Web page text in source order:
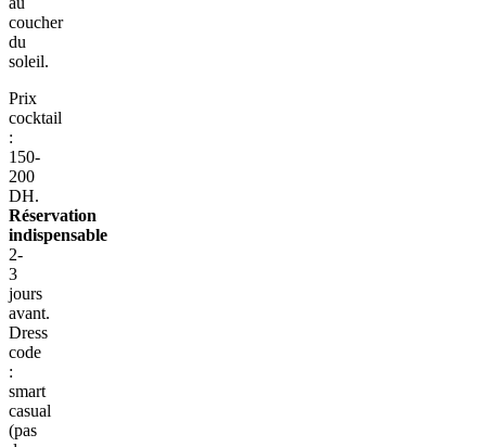
coucher
du
soleil.
Prix
cocktail
:
150-
200
DH.
Réservation
indispensable
2-
3
jours
avant.
Dress
code
:
smart
casual
(pas